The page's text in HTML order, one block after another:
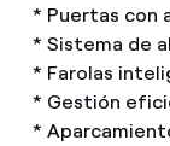
* Puertas con
* Sistema de
* Farolas
* Gestión
*